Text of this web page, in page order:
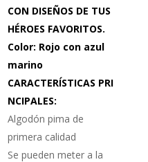
CON DISEÑOS DE TUS
HÉROES FAVORITOS.
Color: Rojo con azul
marino
CARACTERÍSTICAS PRI
NCIPALES:
Algodón pima de
primera calidad
Se pueden meter a la